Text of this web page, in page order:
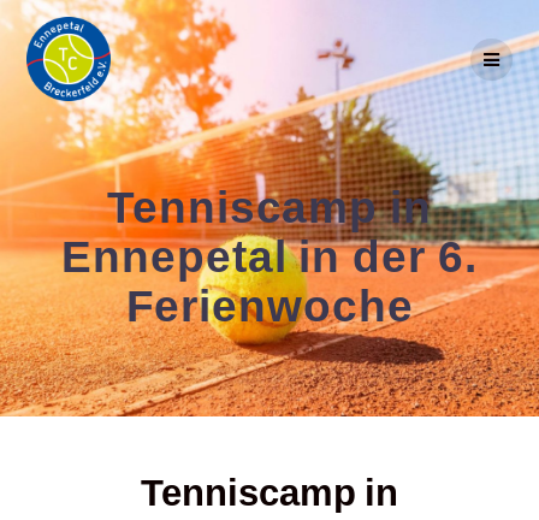
Tenniscamp in
Ennepetal in der 6.
Ferienwoche
Tenniscamp in